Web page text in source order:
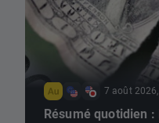
7 août
Résumé quotidien :